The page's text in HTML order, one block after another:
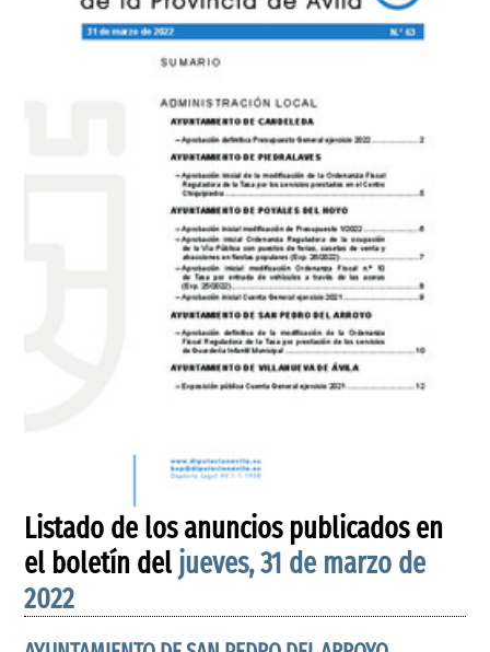
Listado de los anuncios publicados en
el boletín del jueves, 31 de marzo de
2022